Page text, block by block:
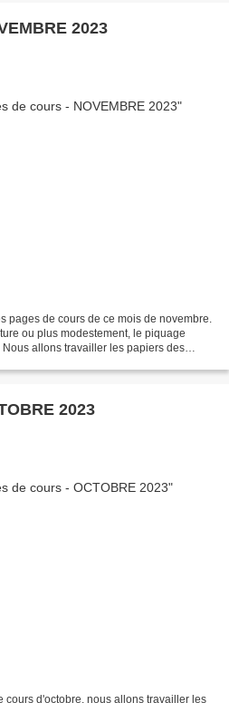
2023
pages de cours de ce mois de novembre.
ou plus modestement, le piquage
allons travailler les papiers des
2023
cours d'octobre, nous allons travailler les